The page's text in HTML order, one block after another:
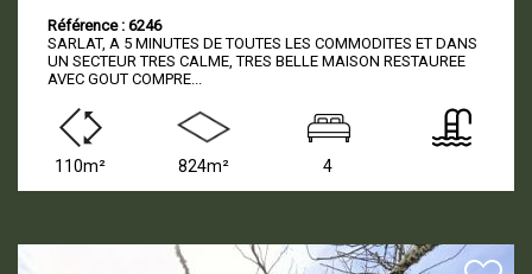
Référence : 6246
SARLAT, A 5 MINUTES DE TOUTES LES COMMODITES ET DANS
UN SECTEUR TRES CALME, TRES BELLE MAISON RESTAUREE
AVEC GOUT COMPRE...
110m² 824m² 4